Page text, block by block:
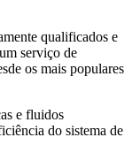
qualificados e
serviço de
os mais populares
e fluidos
do sistema de